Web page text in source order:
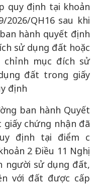
quy định tại khoản
QH16 sau khi
hành quyết định
sử dụng đất hoặc
chỉnh mục đích sử
đất trong giấy
định
ban hành Quyết
giấy chứng nhận đã
định tại điểm c
2 Điều 11 Nghị
người sử dụng đất,
với đất được cấp